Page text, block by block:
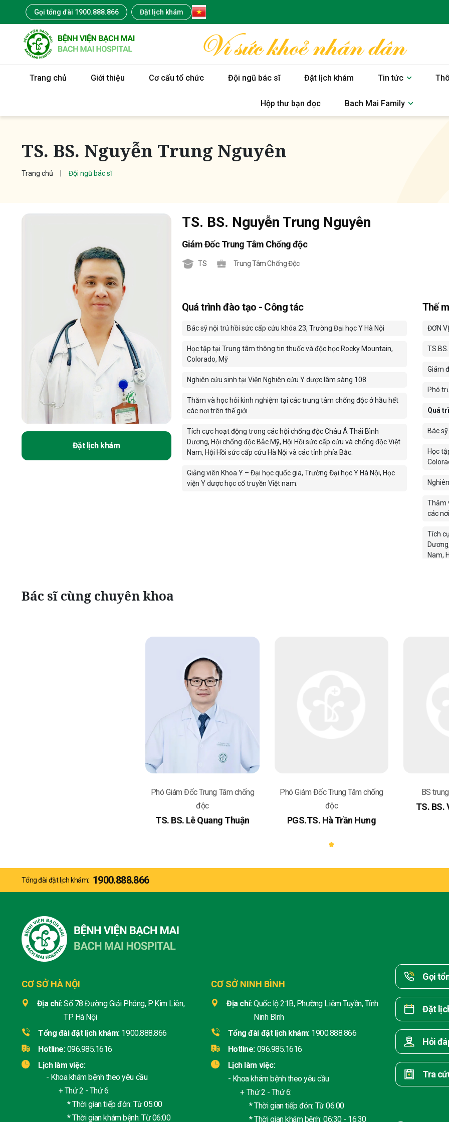
Gọi tổng đài 1900.888.866 Đặt lịch khám
Trang chủ Giới thiệu Cơ cấu tổ chức Đội ngũ bác sĩ Đặt lịch khám Tin tức
Hộp thư bạn đọc Bach Mai Family
TS. BS. Nguyễn Trung Nguyên
Trang chủ Đội ngũ bác sĩ
Đặt lịch khám
TS. BS. Nguyễn Trung Nguyên
Giám Đốc Trung Tâm Chống độc
TS Trung Tâm Chống Độc
Quá trình đào tạo - Công tác
Bác sỹ nội trú hồi sức cấp cứu khóa 23, Trường Đại học Y Hà Nội
Học tập tại Trung tâm thông tin thuốc và độc học Rocky Mountain,
Colorado, Mỹ
Nghiên cứu sinh tại Viện Nghiên cứu Y dược lâm sàng 108
Thăm và học hỏi kinh nghiệm tại các trung tâm chống độc ở hầu hết
các nơi trên thế giới
Tích cực hoạt động trong các hội chống độc Châu Á Thái Bình
Dương, Hội chống độc Bắc Mỹ, Hội Hồi sức cấp cứu và chống độc Việt
Nam, Hội Hồi sức cấp cứu Hà Nội và các tỉnh phía Bắc.
Giảng viên Khoa Y – Đại học quốc gia, Trường Đại học Y Hà Nội, Học
viện Y dược học cổ truyền Việt nam.
Thế
ĐƠN
Giám
Phó
Quá
Bác
Học
Thăm
các
Tích
Nam,
vật,
các
ngộ
Bác sĩ cùng chuyên khoa
Phó Giám Đốc Trung Tâm chống
độc
TS. BS. Lê Quang Thuận
Phó Giám Đốc Trung Tâm chống
độc
PGS.TS. Hà Trần Hưng
BS
TS. BS.
Tổng đài đặt lịch khám: 1900.888.866
CƠ SỞ HÀ NỘI
Địa chỉ:Số 78 Đường Giải Phóng, P. Kim Liên,
TP Hà Nội
Tổng đài đặt lịch khám: 1900.888.866
Hotline: 096.985.1616
Lịch làm việc:
- Khoa khám bệnh theo yêu cầu
+ Thứ 2 - Thứ 6:
* Thời gian tiếp đón: Từ 05:00
* Thời gian khám bệnh: Từ 06:00
CƠ SỞ NINH BÌNH
Địa chỉ:Quốc lộ 21B, Phường Liêm Tuyền, Tỉnh
Ninh Bình
Tổng đài đặt lịch khám: 1900.888.866
Hotline: 096.985.1616
Lịch làm việc:
- Khoa khám bệnh theo yêu cầu
+ Thứ 2 - Thứ 6:
* Thời gian tiếp đón: Từ 06:00
* Thời gian khám bệnh: 06:30 - 16:30
Gọi
Đặt
Hỏi
Tra